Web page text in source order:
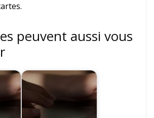
peuvent aussi vous